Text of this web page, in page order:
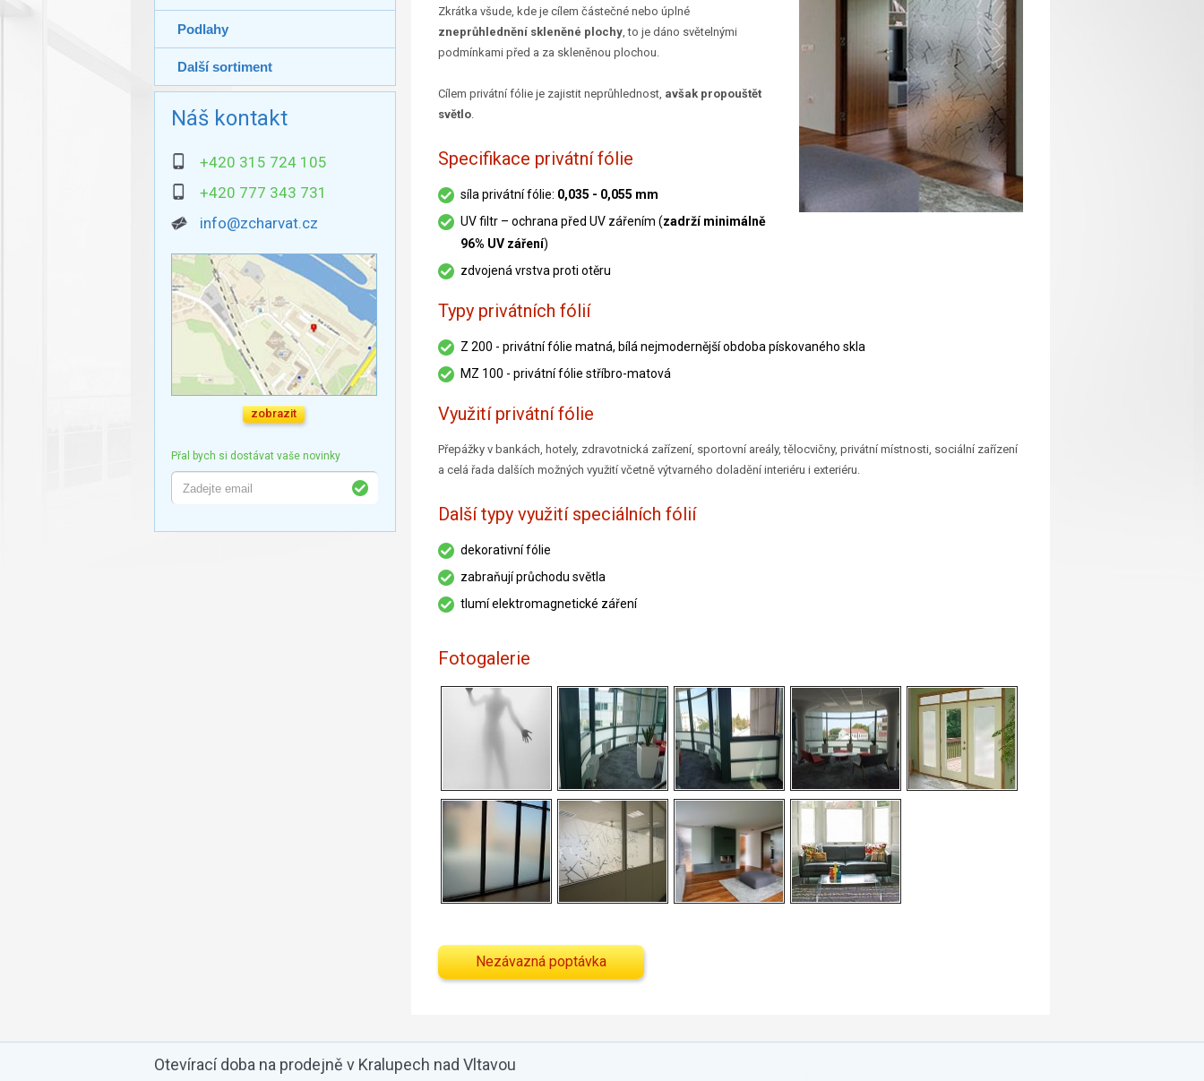
Podlahy
Další sortiment
Náš kontakt
+420 315 724 105
+420 777 343 731
info@zcharvat.cz
zobrazit
Přal bych si dostávat vaše novinky
Zkrátka všude, kde je cílem částečné nebo úplné
zneprůhlednění skleněné plochy, to je dáno světelnými
podmínkami před a za skleněnou plochou.
Cílem privátní fólie je zajistit neprůhlednost, avšak propouštět
světlo.
Specifikace privátní fólie
síla privátní fólie: 0,035 - 0,055 mm
UV filtr – ochrana před UV zářením (zadrží minimálně
96% UV záření)
zdvojená vrstva proti otěru
Typy privátních fólií
Z 200 - privátní fólie matná, bílá nejmodernější obdoba pískovaného skla
MZ 100 - privátní fólie stříbro-matová
Využití privátní fólie
Přepážky v bankách, hotely, zdravotnická zařízení, sportovní areály, tělocvičny, privátní místnosti, sociální zařízení
a celá řada dalších možných využití včetně výtvarného doladění interiéru i exteriéru.
Další typy využití speciálních fólií
dekorativní fólie
zabraňují průchodu světla
tlumí elektromagnetické záření
Fotogalerie
Nezávazná poptávka
Otevírací doba na prodejně v Kralupech nad Vltavou